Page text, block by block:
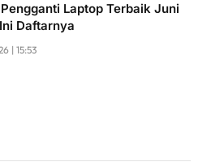
Laptop Terbaik Juni
Daftarnya
| 15:53